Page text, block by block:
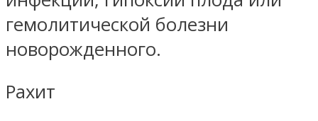
гемолитической болезни
новорожденного.
Рахит